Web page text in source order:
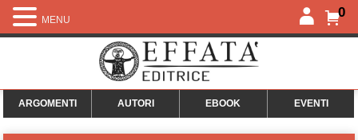
0
ARGOMENTI AUTORI EBOOK EVENTI
MENU